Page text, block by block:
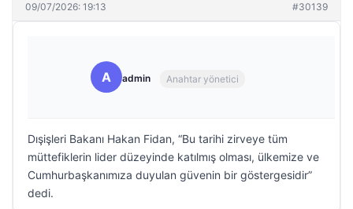
09/07/2026: 19:13 #30139
A admin Anahtar yönetici
Dışişleri Bakanı Hakan Fidan, “Bu tarihi zirveye tüm
müttefiklerin lider düzeyinde katılmış olması, ülkemize ve
Cumhurbaşkanımıza duyulan güvenin bir göstergesidir”
dedi.